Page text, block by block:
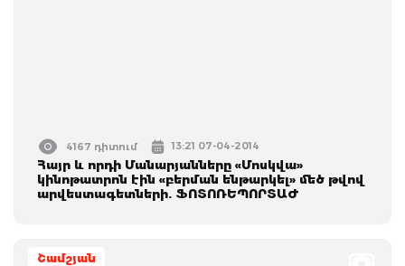
4167 դիտում 13:21 07-04-2014
Հայր և որդի Մանարյանները «Մոսկվա»
կինոթատրոն էին «բերման ենթարկել» մեծ թվով
արվեստագետների. ՖՈՏՈՌԵՊՈՐՏԱԺ
Շամշյան